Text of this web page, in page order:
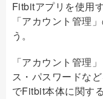
Fitbitアプリを使用
「アカウント管理
う。
「アカウント管理
ス・パスワードな
でFitbit本体に関す